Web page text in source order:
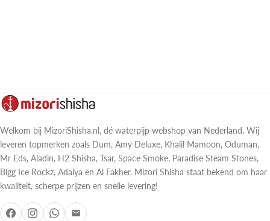
Welkom bij MizoriShisha.nl, dé waterpijp webshop van Nederland. Wij
leveren topmerken zoals Dum, Amy Deluxe, Khalil Mamoon, Oduman,
Mr Eds, Aladin, H2 Shisha, Tsar, Space Smoke, Paradise Steam Stones,
Bigg Ice Rockz, Adalya en Al Fakher. Mizori Shisha staat bekend om haar
kwaliteit, scherpe prijzen en snelle levering!